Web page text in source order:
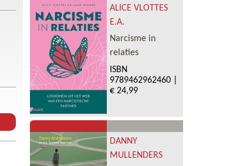
ALICE VLOTTES
E.A.
Narcisme in
relaties
ISBN
9789462962460|
€ 24,99
DANNY
MULLENDERS